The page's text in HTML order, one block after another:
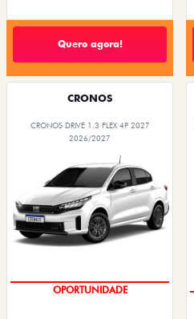
Quero agora!
CRONOS
CRONOS DRIVE 1.3 FLEX 4P 2027
2026/2027
OPORTUNIDADE